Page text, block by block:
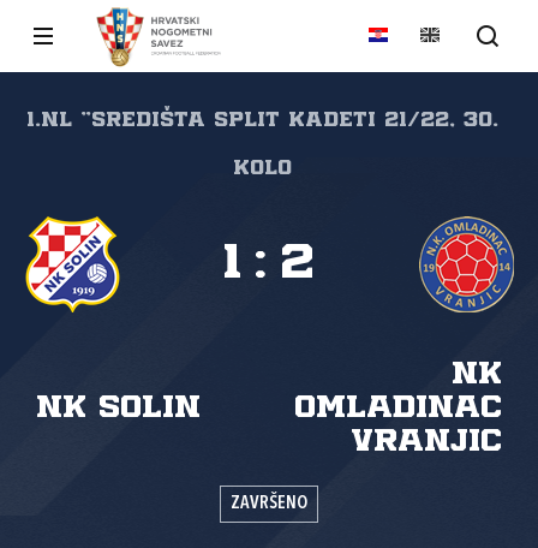
1.NL "SREDIŠTA SPLIT Kadeti 21/22, 30.
kolo
NK Solin
NK
Omladinac
Vranjic
1 : 2
ZAVRŠENO